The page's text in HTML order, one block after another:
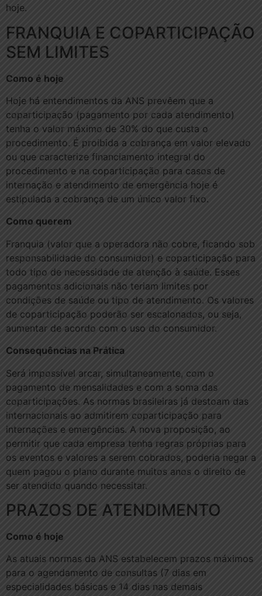
hoje.
FRANQUIA E COPARTICIPAÇÃO
SEM LIMITES
Como é hoje
Hoje há entendimentos da ANS prevêem que a
coparticipação (pagamento por cada atendimento)
tenha o valor máximo de 30% do que custa o
procedimento. É proibida a cobrança em valor elevado
ou que caracterize financiamento integral do
procedimento e na coparticipação para casos de
internação e atendimento de emergência hoje é
estipulada a cobrança de um único valor fixo.
Como querem
Franquia (valor que a operadora não cobre, ficando sob
responsabilidade do consumidor) e coparticipação para
todo tipo de necessidade de atenção à saúde. Esses
pagamentos adicionais não teriam limites por
condições de saúde ou tipo de atendimento. Os valores
de coparticipação poderão ser escalonados, ou seja,
aumentar de acordo com o uso do consumidor.
Consequências na Prática
Será impossível arcar, simultaneamente, com o
pagamento de mensalidades e com a soma das
coparticipações. As normas brasileiras já destoam das
internacionais ao admitirem coparticipação para
internações e emergências. A nova proposição, ao
permitir que cada empresa tenha regras próprias para
os eventos e valores a serem cobrados, poderia negar a
quem pagou o plano durante muitos anos o direito de
ser atendido quando necessitar.
PRAZOS DE ATENDIMENTO
Como é hoje
As atuais normas da ANS estabelecem prazos máximos
para o agendamento de consultas (7 dias em
especialidades básicas e 14 dias nas demais